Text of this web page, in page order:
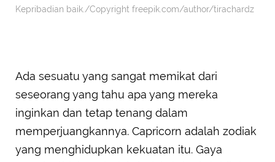
Kepribadian baik./Copyright freepik.com/author/tirachardz
Ada sesuatu yang sangat memikat dari
seseorang yang tahu apa yang mereka
inginkan dan tetap tenang dalam
memperjuangkannya. Capricorn adalah zodiak
yang menghidupkan kekuatan itu. Gaya